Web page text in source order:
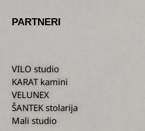
PARTNERI
VILO studio
KARAT kamini
VELUNEX
ŠANTEK stolarija
Mali studio